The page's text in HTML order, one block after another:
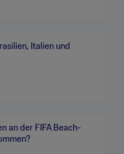
Italien und
an der FIFA Beach-